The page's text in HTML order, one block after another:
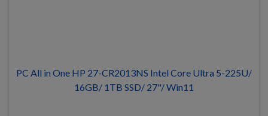
PC All in One HP 27-CR2013NS Intel Core Ultra 5-225U/
16GB/ 1TB SSD/ 27"/ Win11